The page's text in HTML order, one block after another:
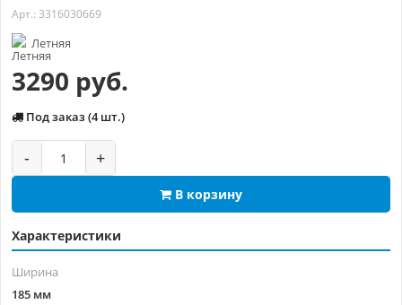
Арт.: 3316030669
Летняя
3290 руб.
Под заказ (4 шт.)
- +
В корзину
Характеристики
Ширина
185 мм